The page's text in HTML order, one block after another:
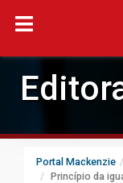
Portal Mackenzie
Princípio da